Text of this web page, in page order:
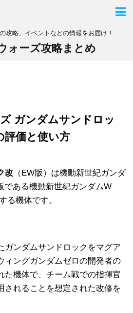
攻略、イベントなどの情報をお届け！
ォーズ攻略まとめ
ガンダムサンドロッ
評価と使い方
改 （EW版）は機動新世紀ガンダ
である機動新世紀ガンダムW
る機体です。
ガンダムサンドロックをマグア
ィングガンダムゼロの開発者の
た機体で、チーム戦での指揮官
されることを想定された改修を